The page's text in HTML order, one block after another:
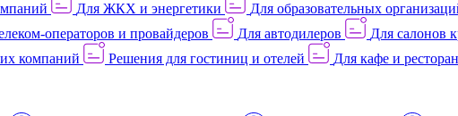
Для ЖКХ и энергетики Для образовательных
операторов и провайдеров Для автодилеров Для салонов
компаний Решения для гостиниц и отелей Для кафе и